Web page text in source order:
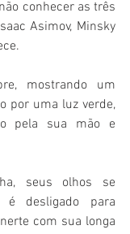
conhecer as três
Asimov, Minsky
mostrando um
por uma luz verde,
pela sua mão e
seus olhos se
é desligado para
com sua longa